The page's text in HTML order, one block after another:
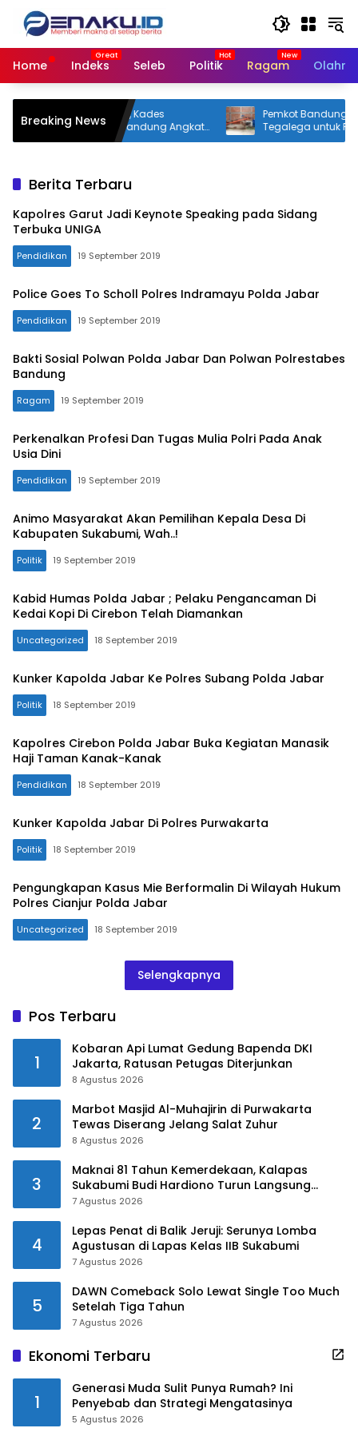
Langsung
konten
Home
Indeks Seleb Politik Ragam
Breaking News
Tak Transparan, Kades
Kabupaten Bandung Angkat
Pemkot Bandung
Tegalega untuk Produksi
Berita Terbaru
Kapolres Garut Jadi Keynote Speaking pada Sidang
Terbuka UNIGA
Pendidikan 19 September 2019
Police Goes To Scholl Polres Indramayu Polda Jabar
Pendidikan 19 September 2019
Bakti Sosial Polwan Polda Jabar Dan Polwan Polrestabes
Bandung
Ragam 19 September 2019
PenaKuID
Perkenalkan Profesi Dan Tugas Mulia Polri Pada Anak
Usia Dini
Pendidikan 19 September 2019
Animo Masyarakat Akan Pemilihan Kepala Desa Di
Kabupaten Sukabumi, Wah..!
Politik 19 September 2019
Kabid Humas Polda Jabar ; Pelaku Pengancaman Di
Kedai Kopi Di Cirebon Telah Diamankan
Uncategorized 18 September 2019
Kunker Kapolda Jabar Ke Polres Subang Polda Jabar
Politik 18 September 2019
Kapolres Cirebon Polda Jabar Buka Kegiatan Manasik
Haji Taman Kanak-Kanak
Pendidikan 18 September 2019
Kunker Kapolda Jabar Di Polres Purwakarta
Politik 18 September 2019
Pengungkapan Kasus Mie Berformalin Di Wilayah Hukum
Polres Cianjur Polda Jabar
Uncategorized 18 September 2019
Selengkapnya
Pos Terbaru
1
Kobaran Api Lumat Gedung Bapenda DKI
Jakarta, Ratusan Petugas Diterjunkan
8 Agustus 2026
2
Marbot Masjid Al-Muhajirin di Purwakarta
Tewas Diserang Jelang Salat Zuhur
8 Agustus 2026
3
Maknai 81 Tahun Kemerdekaan, Kalapas
Sukabumi Budi Hardiono Turun Langsung
Salurkan Bantuan ke Panti Asuhan
7 Agustus 2026
4
Lepas Penat di Balik Jeruji: Serunya Lomba
Agustusan di Lapas Kelas IIB Sukabumi
7 Agustus 2026
5
DAWN Comeback Solo Lewat Single Too Much
Setelah Tiga Tahun
7 Agustus 2026
Ekonomi Terbaru
1
Generasi Muda Sulit Punya Rumah? Ini
Penyebab dan Strategi Mengatasinya
5 Agustus 2026